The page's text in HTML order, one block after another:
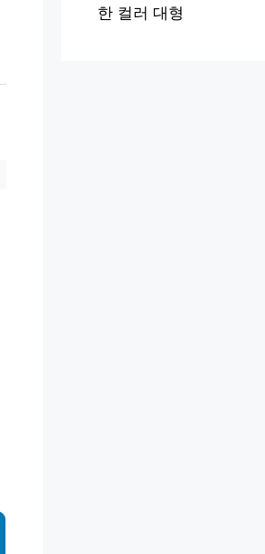
한 컬러 대형